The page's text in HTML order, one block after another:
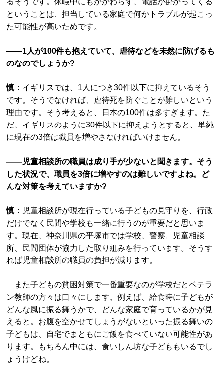
るそうです。休暇中にもかかわらず、電話が掛かってくる
ということは、担当している家庭で何かトラブルが起こっ
た可能性が高いためです。
――1人が100件も抱えていて、虐待などを未然に防げるも
のなのでしょうか?
慎： イギリスでは、1人につき30件以下に抑えているそう
です。そうでなければ、虐待死を防ぐことが難しいという
理由です。そう考えると、日本の100件は多すぎます。た
だ、イギリスのように30件以下に抑えようとすると、単純
に現在の3倍は職員を増やさなければいけません。
――児童相談所の職員は成り手が少ないと聞きます。そう
した状況で、職員を3倍に増やすのは難しいですよね。ど
んな対策を考えていますか?
慎： 児童相談所が現在行っている子どもの見守りを、行政
だけでなく民間や学校も一緒に行うのが重要だと思いま
す。現在、神奈川県の平塚市では学校、警察、児童相談
所、民間団体が協力した取り組みを行っています。そうす
れば児童相談所の職員の負担が減ります。
また子どもの貧困対策で一番重要なのが学校だとベテラ
ン教師の方々は口々にします。例えば、給食時に子どもが
どんな風に振る舞うかで、どんな家庭で育っているかが見
えると。お腹を空かせてしょうがないといった振る舞いの
子どもは、自宅でまともにご飯を食べていない可能性があ
ります。もちろん中には、食いしん坊な子どももいるでし
ょうけどね。